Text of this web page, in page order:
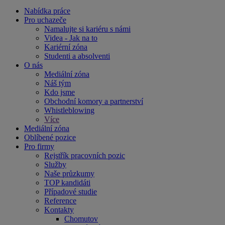
Nabídka práce
Pro uchazeče
Namalujte si kariéru s námi
Videa - Jak na to
Kariérní zóna
Studenti a absolventi
O nás
Mediální zóna
Náš tým
Kdo jsme
Obchodní komory a partnerství
Whistleblowing
Více
Mediální zóna
Oblíbené pozice
Pro firmy
Rejstřík pracovních pozic
Služby
Naše průzkumy
TOP kandidáti
Případové studie
Reference
Kontakty
Chomutov